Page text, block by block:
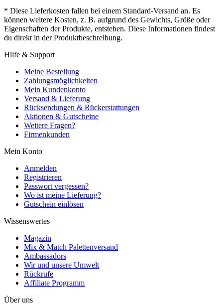
* Diese Lieferkosten fallen bei einem Standard-Versand an. Es
können weitere Kosten, z. B. aufgrund des Gewichts, Größe oder
Eigenschaften der Produkte, entstehen. Diese Informationen findest
du direkt in der Produktbeschreibung.
Hilfe & Support
Meine Bestellung
Zahlungsmöglichkeiten
Mein Kundenkonto
Versand & Lieferung
Rücksendungen & Rückerstattungen
Aktionen & Gutscheine
Weitere Fragen?
Firmenkunden
Mein Konto
Anmelden
Registrieren
Passwort vergessen?
Wo ist meine Lieferung?
Gutschein einlösen
Wissenswertes
Magazin
Mix & Match Palettenversand
Ambassadors
Wir und unsere Umwelt
Rückrufe
Affiliate Programm
Über uns